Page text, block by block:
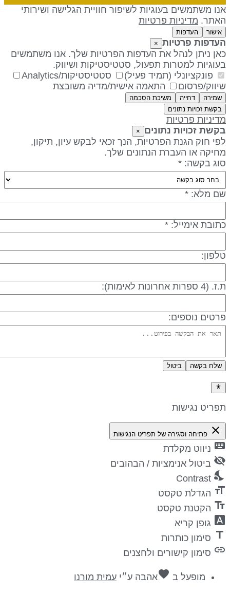
משתמשים בעוגיות לשיפור חוויית הגלישה ושירותי
מדיניות פרטיות
אישור העדפות
פרטיות ×
ניתן לנהל את העדפות הפרטיות שלך. אנו משתמשים
למטרות תפעול, סטטיסטיקות ושיווק.
פונקציונלי (תמיד פעיל)
סטטיסטיקות/Analytics
פרסום
התאמה אישית/מדיה משובצת
שמירה דחייה
משיכת הסכמה
בקשת זכויות נתונים
פרטיות
זכויות נתונים
חוק הגנת הפרטיות, הנך זכאי לבקש עיון, תיקון,
או העברת הנתונים שלך.
בקשה: *
מלא: *
אימייל: *
ספרות אחרונות לאימות):
נוספים:
שלח בקשה ביטול
נגישות
close פתיחה וסגירה של תפריט הנגישות
ניווט מקלדת
ביטול אנימציות / הבהובים
Contrast
הגדלת טקסט
הקטנת טקסט
גופן קריא
סימון כותרות
סימון קישורים ולחצנים
מופעל בfavoriteאהבהע״יעמית מורנו